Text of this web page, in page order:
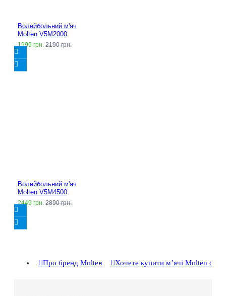
Волейбольний м'яч
Molten V5M2000
1999 грн. 2190 грн.
Волейбольний м'яч
Molten V5M4500
2449 грн. 2890 грн.
Про бренд Molten Хочете купити мʼячі Molten